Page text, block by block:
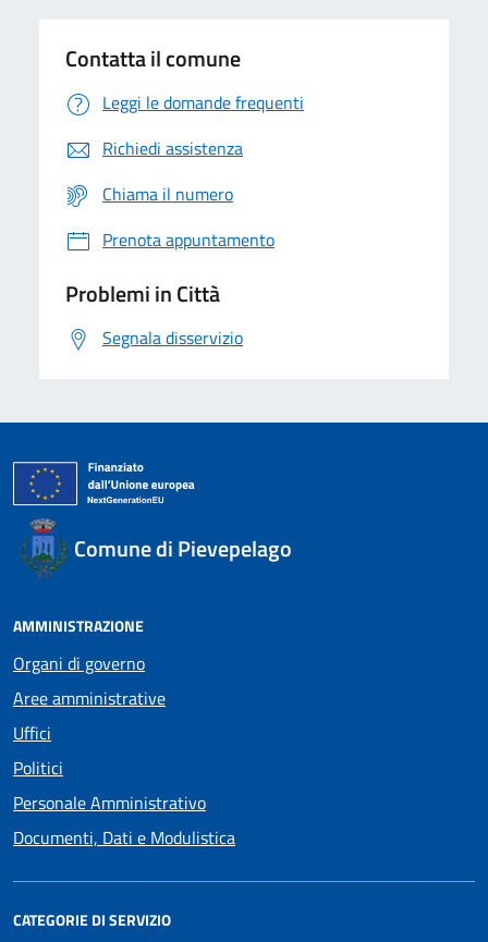
Contatta il comune
Leggi le domande frequenti
Richiedi assistenza
Chiama il numero
Prenota appuntamento
Problemi in Città
Segnala disservizio
Comune di Pievepelago
AMMINISTRAZIONE
Organi di governo
Aree amministrative
Uffici
Politici
Personale Amministrativo
Documenti, Dati e Modulistica
CATEGORIE DI SERVIZIO